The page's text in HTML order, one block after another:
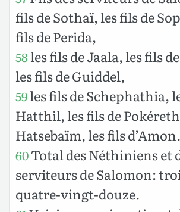
fils de Sothaï, les fils de
fils de Perida,
58les fils de Jaala, les fils
les fils de Guiddel,
59les fils de Schephathia,
Hatthil, les fils de
Hatsebaïm, les fils d’Amon.
60Total des Néthiniens et
serviteurs de Salomon:
quatre-vingt-douze.